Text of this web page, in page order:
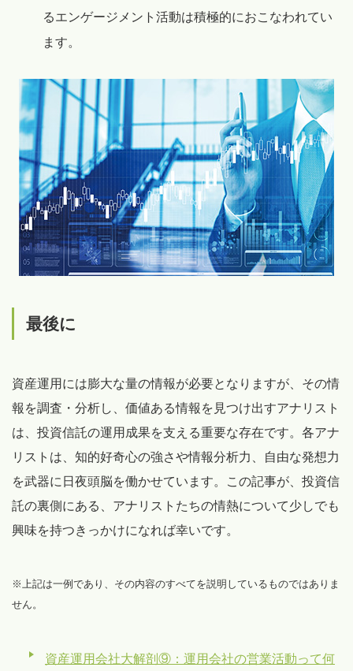
るエンゲージメント活動は積極的におこなわれてい
ます。
最後に
資産運用には膨大な量の情報が必要となりますが、その情
報を調査・分析し、価値ある情報を見つけ出すアナリスト
は、投資信託の運用成果を支える重要な存在です。各アナ
リストは、知的好奇心の強さや情報分析力、自由な発想力
を武器に日夜頭脳を働かせています。この記事が、投資信
託の裏側にある、アナリストたちの情熱について少しでも
興味を持つきっかけになれば幸いです。
※上記は一例であり、その内容のすべてを説明しているものではありま
せん。
資産運用会社大解剖⑨：運用会社の営業活動って何